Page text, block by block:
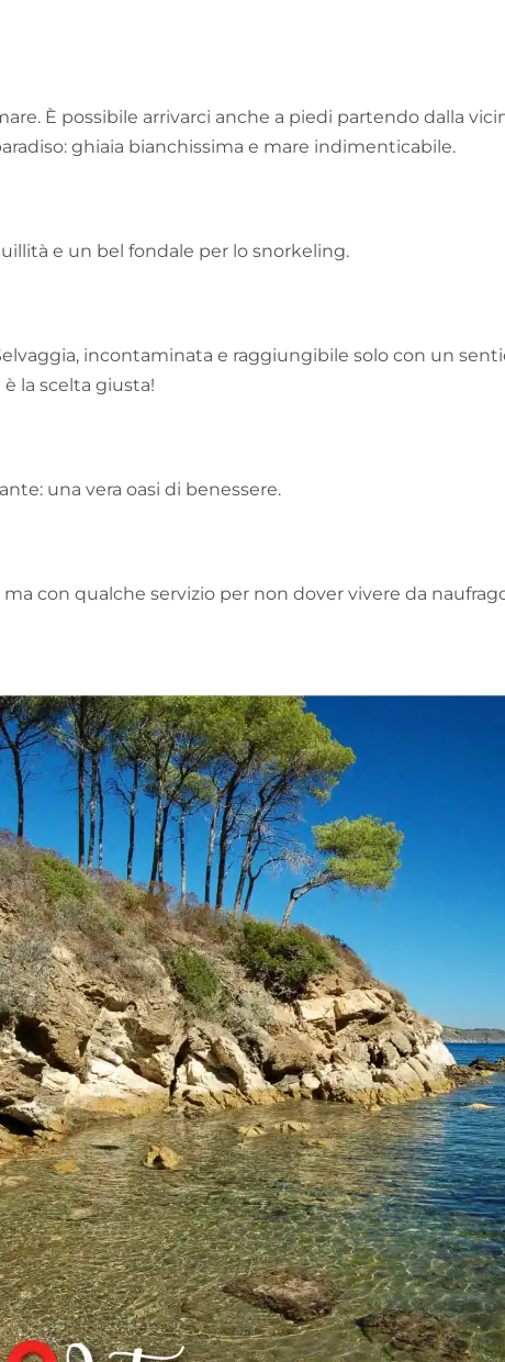
È possibile arrivarci anche a piedi partendo dalla
ghiaia bianchissima e mare indimenticabile.
e un bel fondale per lo snorkeling.
incontaminata e raggiungibile solo con un
la scelta giusta!
una vera oasi di benessere.
con qualche servizio per non dover vivere da